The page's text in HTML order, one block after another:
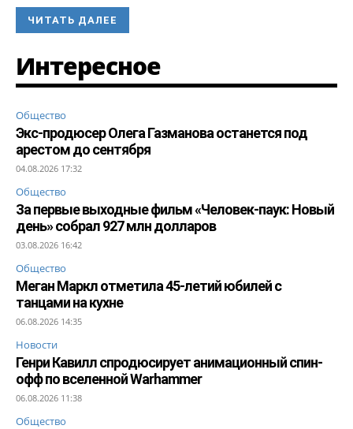
ЧИТАТЬ ДАЛЕЕ
Интересное
Общество
Экс-продюсер Олега Газманова останется под
арестом до сентября
04.08.2026 17:32
Общество
За первые выходные фильм «Человек-паук: Новый
день» собрал 927 млн долларов
03.08.2026 16:42
Общество
Меган Маркл отметила 45-летий юбилей с
танцами на кухне
06.08.2026 14:35
Новости
Генри Кавилл спродюсирует анимационный спин-
офф по вселенной Warhammer
06.08.2026 11:38
Общество